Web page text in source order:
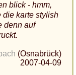
blick - hmm,
die karte stylish
denn auf
(Osnabrück)
2007-04-09